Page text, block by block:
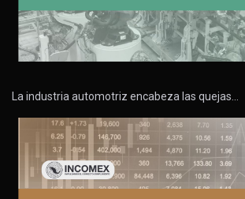
La industria automotriz encabeza las quejas…